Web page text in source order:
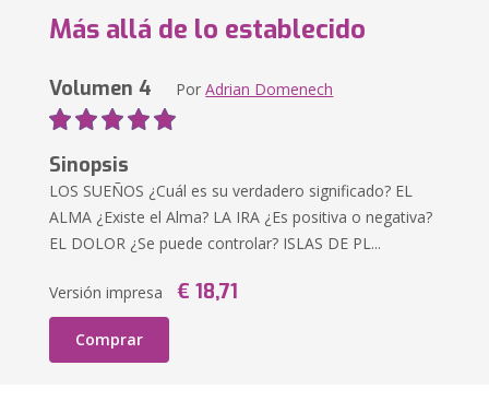
Más allá de lo establecido
Volumen 4 PorAdrian Domenech
Sinopsis
LOS SUEÑOS ¿Cuál es su verdadero significado? EL
ALMA ¿Existe el Alma? LA IRA ¿Es positiva o negativa?
EL DOLOR ¿Se puede controlar? ISLAS DE PL...
Versión impresa € 18,71
Comprar